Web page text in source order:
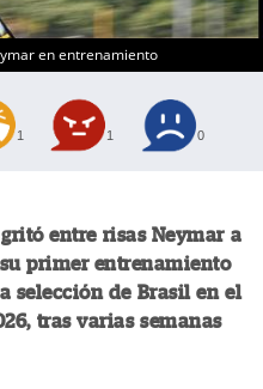
en entrenamiento
1 1 0
entre risas Neymar a
primer entrenamiento
selección de Brasil en el
tras varias semanas